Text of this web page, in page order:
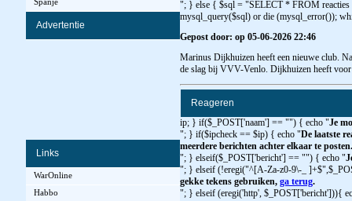
Advertentie
Links
WarOnline
Habbo
"; } else { $sql = "SELECT * FROM
mysql_query($sql) or die (mysql_error());
Gepost door: op 05-06-2026 22:46
Marinus Dijkhuizen heeft een nieuwe club.
de slag bij VVV-Venlo. Dijkhuizen heeft
Reageren
ip; } if($_POST['naam'] == "") { echo "Je
"; } if($ipcheck == $ip) { echo "De laatste
meerdere berichten achter elkaar te posten.
"; } elseif($_POST['bericht'] == "") { echo "
"; } elseif (!eregi("^[A-Za-z0-9\-_
gekke tekens gebruiken, ga terug.
"; } elseif (eregi('http', $_POST['bericht'])){